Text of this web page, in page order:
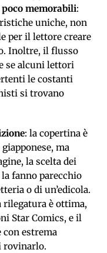
memorabili:
uniche, non
per il lettore creare
Inoltre, il flusso
se alcuni lettori
le costanti
si trovano
: la copertina è
ma
la scelta dei
fanno parecchio
o di un’edicola.
rilegatura è ottima,
Star Comics, e il
con estrema
rovinarlo.